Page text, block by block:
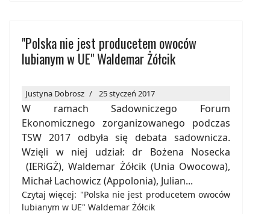
"Polska nie jest producetem owoców
lubianym w UE" Waldemar Żółcik
Justyna Dobrosz 25 styczeń 2017
W ramach Sadowniczego Forum
Ekonomicznego zorganizowanego podczas
TSW 2017 odbyła się debata sadownicza.
Wzięli w niej udział: dr Bożena Nosecka
(IERiGŻ), Waldemar Żółcik (Unia Owocowa),
Michał Lachowicz (Appolonia), Julian...
Czytaj więcej: "Polska nie jest producetem owoców
lubianym w UE" Waldemar Żółcik